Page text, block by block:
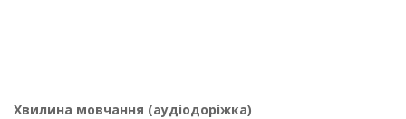
Хвилина мовчання (аудіодоріжка)